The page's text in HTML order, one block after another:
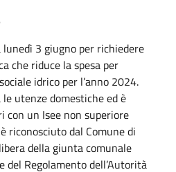
lunedì 3 giugno per richiedere
che riduce la spesa per
idrico per l’anno 2024.
le utenze domestiche ed è
un Isee non superiore
riconosciuto dal Comune di
della giunta comunale
Regolamento dell’Autorità